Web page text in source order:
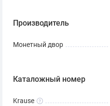
Производитель
Монетный двор
Каталожный номер
Krause